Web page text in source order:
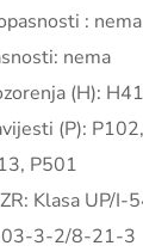
: nema
nema
(H):
(P):
P501
Klasa UP/
3-2/8-21-3